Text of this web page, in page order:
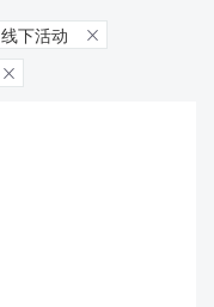
线下活动 
